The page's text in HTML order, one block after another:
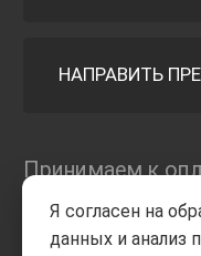
НАПРАВИТЬ
Принимаем к
Я согласен на
данных и анализ